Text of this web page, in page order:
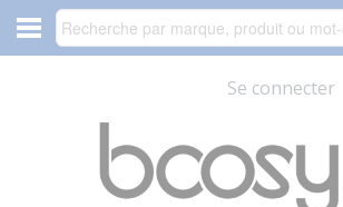
Se connecter